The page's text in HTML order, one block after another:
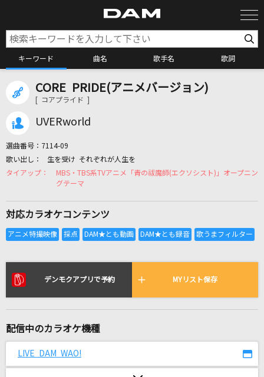
キーワード 曲名 歌手名 歌詞
カラオケ検索
カラオケリクエスト
全国りれき
リアルタイムで歌われている曲の一覧
4na
指輪物語
Acid Black Cherry
ロンサム・シーズン
CORE PRIDE(アニメバージョン)
[ コアプライド ]
UVERworld
選曲番号： 7114-09
生を受け それぞれが人生を
MBS・TBS系TVアニメ「青の祓魔師(エクソシスト)」オープニン
グテーマ
対応カラオケコンテンツ
デンモクアプリで予約 MYリスト保存
配信中のカラオケ機種
LIVE DAM WAO!